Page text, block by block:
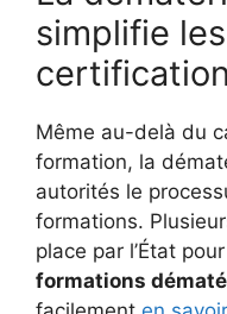
simplifie
certification
Même au-delà du
formation, la
autorités le
formations.
place par l’État pour
formations